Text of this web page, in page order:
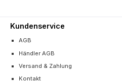
Kundenservice
AGB
Händler AGB
Versand & Zahlung
Kontakt